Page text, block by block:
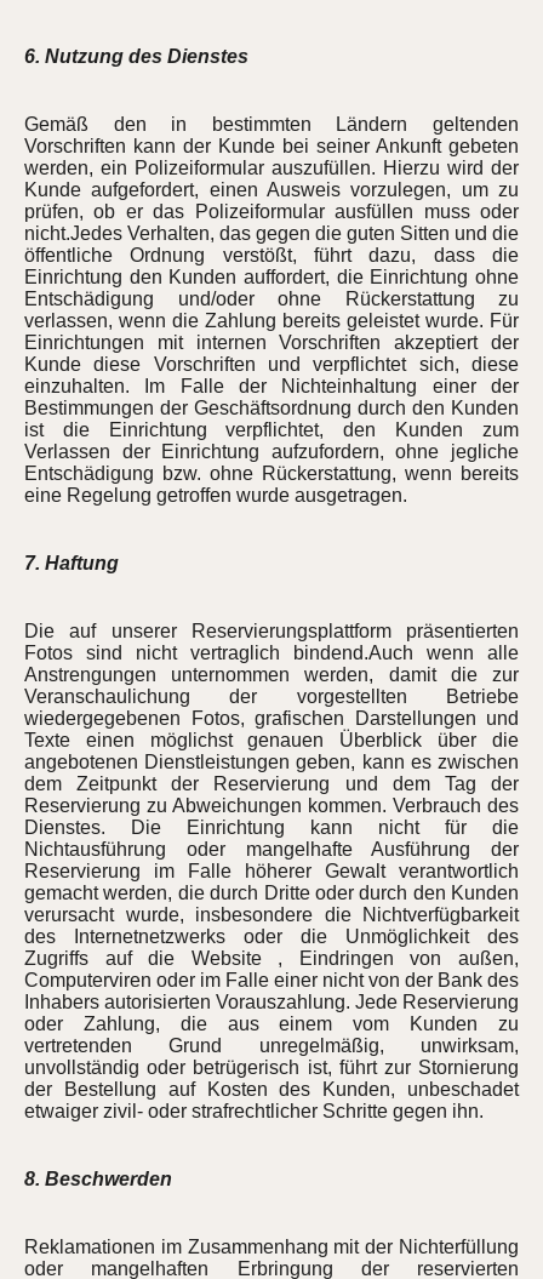
6. Nutzung des Dienstes
Gemäß den in bestimmten Ländern geltenden
Vorschriften kann der Kunde bei seiner Ankunft gebeten
werden, ein Polizeiformular auszufüllen. Hierzu wird der
Kunde aufgefordert, einen Ausweis vorzulegen, um zu
prüfen, ob er das Polizeiformular ausfüllen muss oder
nicht.Jedes Verhalten, das gegen die guten Sitten und die
öffentliche Ordnung verstößt, führt dazu, dass die
Einrichtung den Kunden auffordert, die Einrichtung ohne
Entschädigung und/oder ohne Rückerstattung zu
verlassen, wenn die Zahlung bereits geleistet wurde. Für
Einrichtungen mit internen Vorschriften akzeptiert der
Kunde diese Vorschriften und verpflichtet sich, diese
einzuhalten. Im Falle der Nichteinhaltung einer der
Bestimmungen der Geschäftsordnung durch den Kunden
ist die Einrichtung verpflichtet, den Kunden zum
Verlassen der Einrichtung aufzufordern, ohne jegliche
Entschädigung bzw. ohne Rückerstattung, wenn bereits
eine Regelung getroffen wurde ausgetragen.
7. Haftung
Die auf unserer Reservierungsplattform präsentierten
Fotos sind nicht vertraglich bindend.Auch wenn alle
Anstrengungen unternommen werden, damit die zur
Veranschaulichung der vorgestellten Betriebe
wiedergegebenen Fotos, grafischen Darstellungen und
Texte einen möglichst genauen Überblick über die
angebotenen Dienstleistungen geben, kann es zwischen
dem Zeitpunkt der Reservierung und dem Tag der
Reservierung zu Abweichungen kommen. Verbrauch des
Dienstes. Die Einrichtung kann nicht für die
Nichtausführung oder mangelhafte Ausführung der
Reservierung im Falle höherer Gewalt verantwortlich
gemacht werden, die durch Dritte oder durch den Kunden
verursacht wurde, insbesondere die Nichtverfügbarkeit
des Internetnetzwerks oder die Unmöglichkeit des
Zugriffs auf die Website , Eindringen von außen,
Computerviren oder im Falle einer nicht von der Bank des
Inhabers autorisierten Vorauszahlung. Jede Reservierung
oder Zahlung, die aus einem vom Kunden zu
vertretenden Grund unregelmäßig, unwirksam,
unvollständig oder betrügerisch ist, führt zur Stornierung
der Bestellung auf Kosten des Kunden, unbeschadet
etwaiger zivil- oder strafrechtlicher Schritte gegen ihn.
8. Beschwerden
Reklamationen im Zusammenhang mit der Nichterfüllung
oder mangelhaften Erbringung der reservierten